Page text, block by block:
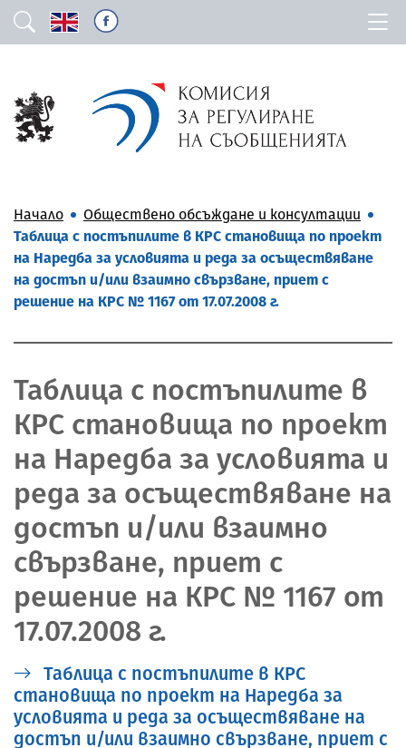
Начало
Обществено обсъждане и консултации
Таблица с постъпилите в КРС становища по проект
на Наредба за условията и реда за осъществяване
на достъп и/или взаимно свързване, приет с
решение на КРС № 1167 от 17.07.2008 г.
Таблица с постъпилите в
КРС становища по проект
на Наредба за условията и
реда за осъществяване на
достъп и/или взаимно
свързване, приет с
решение на КРС № 1167 от
17.07.2008 г.
Таблица с постъпилите в КРС
становища по проект на Наредба за
условията и реда за осъществяване на
достъп и/или взаимно свързване, приет с